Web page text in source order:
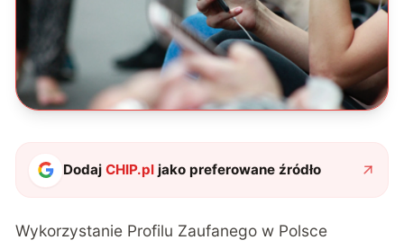
DodajCHIP.pl jako preferowane źródło
Wykorzystanie Profilu Zaufanego w Polsce